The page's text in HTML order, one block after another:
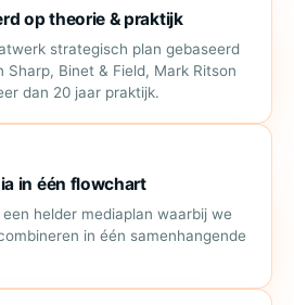
op theorie & praktijk
strategisch plan gebaseerd
Binet & Field, Mark Ritson
dan 20 jaar praktijk.
in één flowchart
helder mediaplan waarbij we
in één samenhangende